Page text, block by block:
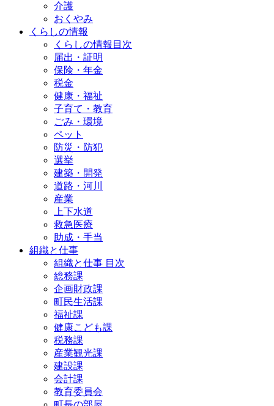
介護
おくやみ
くらしの情報
くらしの情報目次
届出・証明
保険・年金
税金
健康・福祉
子育て・教育
ごみ・環境
ペット
防災・防犯
選挙
建築・開発
道路・河川
産業
上下水道
救急医療
助成・手当
組織と仕事
組織と仕事 目次
総務課
企画財政課
町民生活課
福祉課
健康こども課
税務課
産業観光課
建設課
会計課
教育委員会